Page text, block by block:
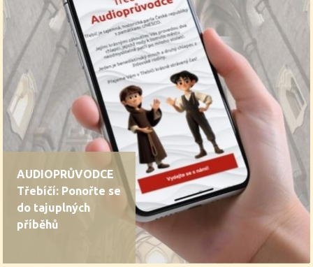
AUDIOPRŮVODCE
Třebíčí: Ponořte se
do tajuplných
příběhů